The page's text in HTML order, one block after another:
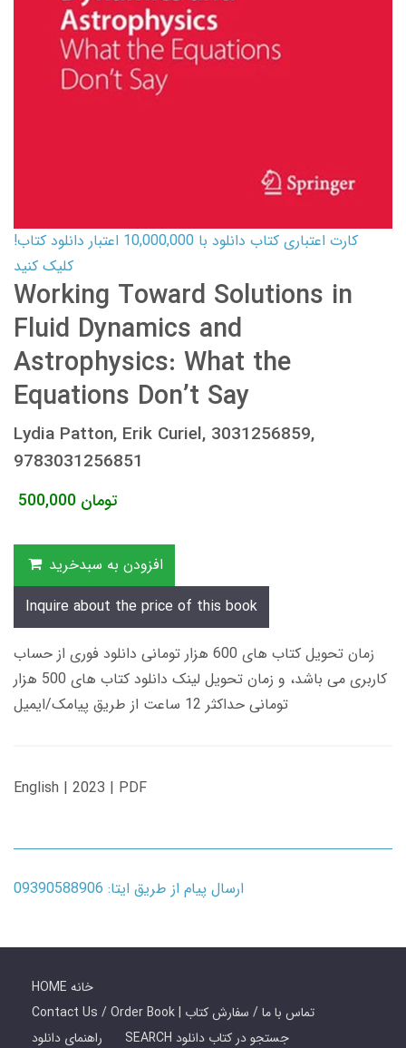
کارت اعتباری کتاب دانلود با 10,000,000 اعتبار دانلود کتاب!
کلیک کنید
Working Toward Solutions in
Fluid Dynamics and
Astrophysics: What the
Equations Don’t Say
Lydia Patton, Erik Curiel, 3031256859,
9783031256851
500,000 تومان
افزودن به سبدخرید
Inquire about the price of this book
زمان تحویل کتاب های 600 هزار تومانی دانلود فوری از حساب
کاربری می باشد، و زمان تحویل لینک دانلود کتاب های 500 هزار
تومانی حداکثر 12 ساعت از طریق پیامک/ایمیل
English | 2023 | PDF
ارسال پیام از طریق ایتا: 09390588906
HOME خانه
Contact Us / Order Book | تماس با ما / سفارش کتاب
راهنمای دانلود
SEARCH جستجو در کتاب دانلود